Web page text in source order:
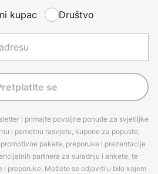
kupac Društvo
se
i primajte povoljne ponude za svjetiljke
i pametnu rasvjetu, kupone za popuste,
pakete, preporuke i prezentacije
partnera za suradnju i ankete, te
preporuke. Možete se odjaviti u bilo kojem